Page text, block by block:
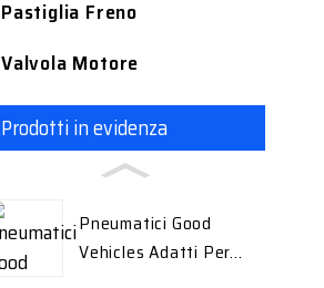
Pastiglia Freno
Valvola Motore
Prodotti in evidenza
Pneumatici Good
Vehicles Adatti Per...